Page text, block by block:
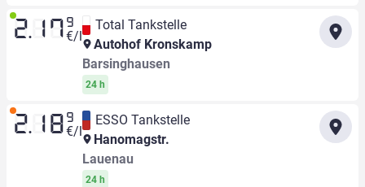
2.17 9
€/l
Total Tankstelle
Autohof Kronskamp
Barsinghausen
24 h
2.18 9
€/l
ESSO Tankstelle
Hanomagstr.
Lauenau
24 h